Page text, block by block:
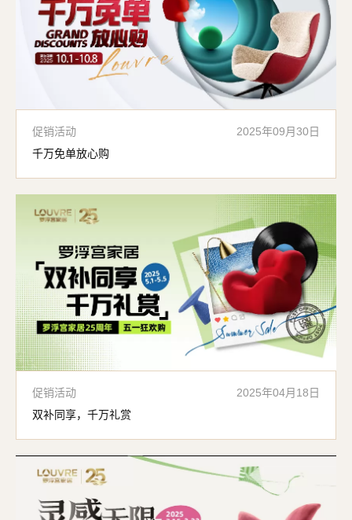
促销活动
2025年09月30日
千万免单放心购
促销活动
2025年04月18日
双补同享，千万礼赏